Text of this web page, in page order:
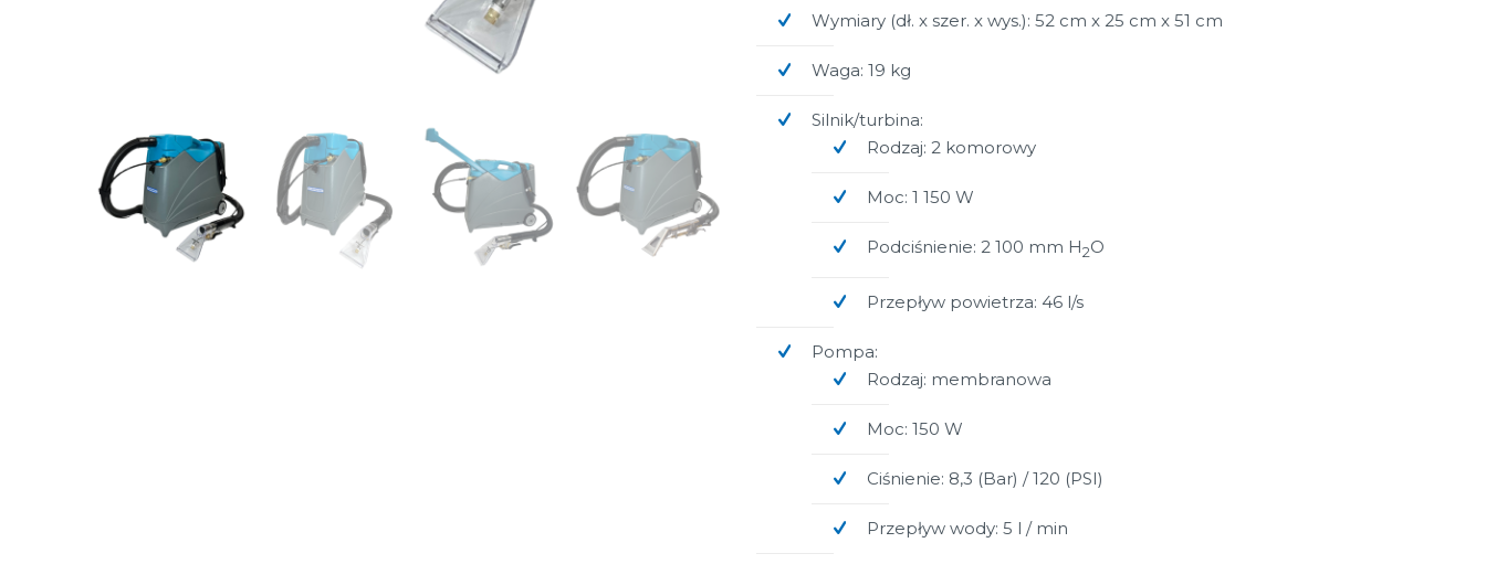
Wymiary (dł. x szer. x wys.): 52 cm x 25 cm x 51 cm
Waga: 19 kg
Silnik/turbina:
Rodzaj: 2 komorowy
Moc: 1 150 W
Podciśnienie: 2 100 mm H2O
Przepływ powietrza: 46 l/s
Pompa:
Rodzaj: membranowa
Moc: 150 W
Ciśnienie: 8,3 (Bar) / 120 (PSI)
Przepływ wody: 5 l / min